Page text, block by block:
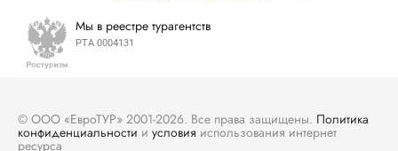
Мы в реестре турагентств
РТА 0004131
© ООО «ЕвроТУР» 2001-2026. Все права защищены. Политика
конфиденциальности и условия использования интернет
ресурса